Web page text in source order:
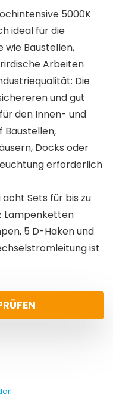
5000K
ideal für die
wie Baustellen,
Arbeiten
Die
und gut
den Innen- und
Baustellen,
Docks oder
erforderlich
Sets für bis zu
Lampenketten
5 D-Haken und
ist